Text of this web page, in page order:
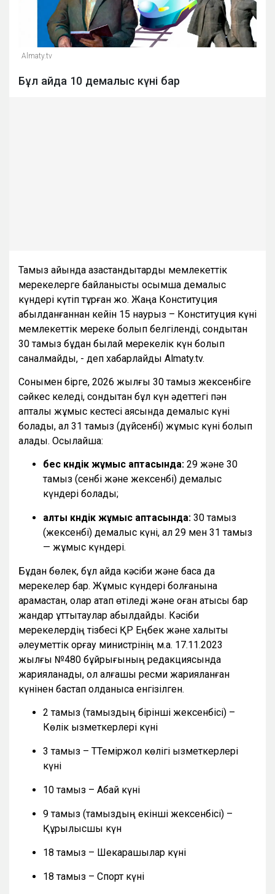
Almaty.tv
Бұл айда 10 демалыс күні бар
Тамыз айында қазақстандықтарды мемлекеттік
мерекелерге байланысты қосымша демалыс
күндері күтіп тұрған жоқ. Жаңа Конституция
қабылданғаннан кейін 15 наурыз – Конституция күні
мемлекеттік мереке болып белгіленді, сондықтан
30 тамыз бұдан былай мерекелік күн болып
саналмайды, - деп хабарлайды Almaty.tv.
Сонымен бірге, 2026 жылғы 30 тамыз жексенбіге
сәйкес келеді, сондықтан бұл күн әдеттегі пән
апталық жұмыс кестесі аясында демалыс күні
болады, ал 31 тамыз (дүйсенбі) жұмыс күні болып
қалады. Осылайша:
бес күндік жұмыс аптасында: 29 және 30
тамыз (сенбі және жексенбі) демалыс
күндері болады;
алты күндік жұмыс аптасында: 30 тамыз
(жексенбі) демалыс күні, ал 29 мен 31 тамыз
— жұмыс күндері.
Бұдан бөлек, бұл айда кәсіби және басқа да
мерекелер бар. Жұмыс күндері болғанына
қарамастан, олар атап өтіледі және оған қатысы бар
жандар құттықтаулар қабылдайды. Кәсіби
мерекелердің тізбесі ҚР Еңбек және халықты
әлеуметтік қорғау министрінің м.а. 17.11.2023
жылғы №480 бұйрығының редакциясында
жарияланады, ол алғашқы ресми жарияланған
күнінен бастап қолданысқа енгізілген.
2 тамыз (тамыздың бірінші жексенбісі) –
Көлік қызметкерлері күні
3 тамыз – ТТеміржол көлігі қызметкерлері
күні
10 тамыз – Абай күні
9 тамыз (тамыздың екінші жексенбісі) –
Құрылысшы күн
18 тамыз – Шекарашылар күні
18 тамыз – Спорт күні